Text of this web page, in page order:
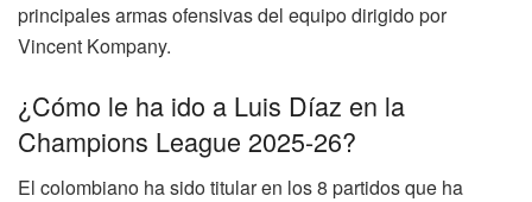
principales armas ofensivas del equipo dirigido por
Vincent Kompany.
¿Cómo le ha ido a Luis Díaz en la
Champions League 2025-26?
El colombiano ha sido titular en los 8 partidos que ha